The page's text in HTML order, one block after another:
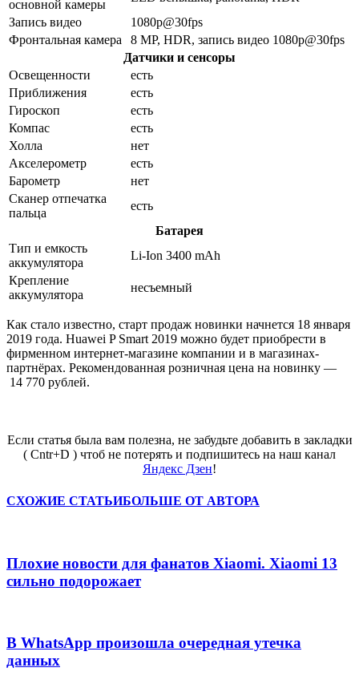
основной камеры
Запись видео
1080p@30fps
Фронтальная камера
8 MP, HDR, запись видео 1080p@30fps
Датчики и сенсоры
Освещенности
есть
Приближения
есть
Гироскоп
есть
Компас
есть
Холла
нет
Акселерометр
есть
Барометр
нет
Сканер отпечатка
пальца
есть
Батарея
Тип и емкость
аккумулятора
Li-Ion 3400 mAh
Крепление
аккумулятора
несъемный
Как стало известно, старт продаж новинки начнется 18 января
2019 года. Huawei P Smart 2019 можно будет приобрести в
фирменном интернет-магазине компании и в магазинах-
партнёрах. Рекомендованная розничная цена на новинку —
14 770 рублей.
Если статья была вам полезна, не забудьте добавить в закладки
( Cntr+D ) чтоб не потерять и подпишитесь на наш канал
Яндекс Дзен!
СХОЖИЕ СТАТЬИБОЛЬШЕ ОТ АВТОРА
Плохие новости для фанатов Xiaomi. Xiaomi 13
сильно подорожает
В WhatsApp произошла очередная утечка
данных